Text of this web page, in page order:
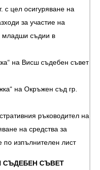
с цел осигуряване на
за участие на
младши съдии в
на Висш съдебен съвет
на Окръжен съд гр.
ръководител на
на средства за
изпълнителен лист
СЪВЕТ